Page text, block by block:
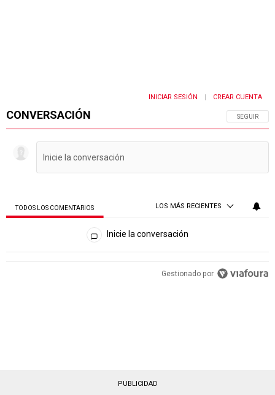
CONVERSACIÓN SIGA ESTA
SEGUIR
INICIAR SESIÓN CREAR CUENTA
TODOS LOS COMENTARIOS LOS MÁS RECIENTES
Todos los comentarios
Inicie la conversación
PUBLICIDAD